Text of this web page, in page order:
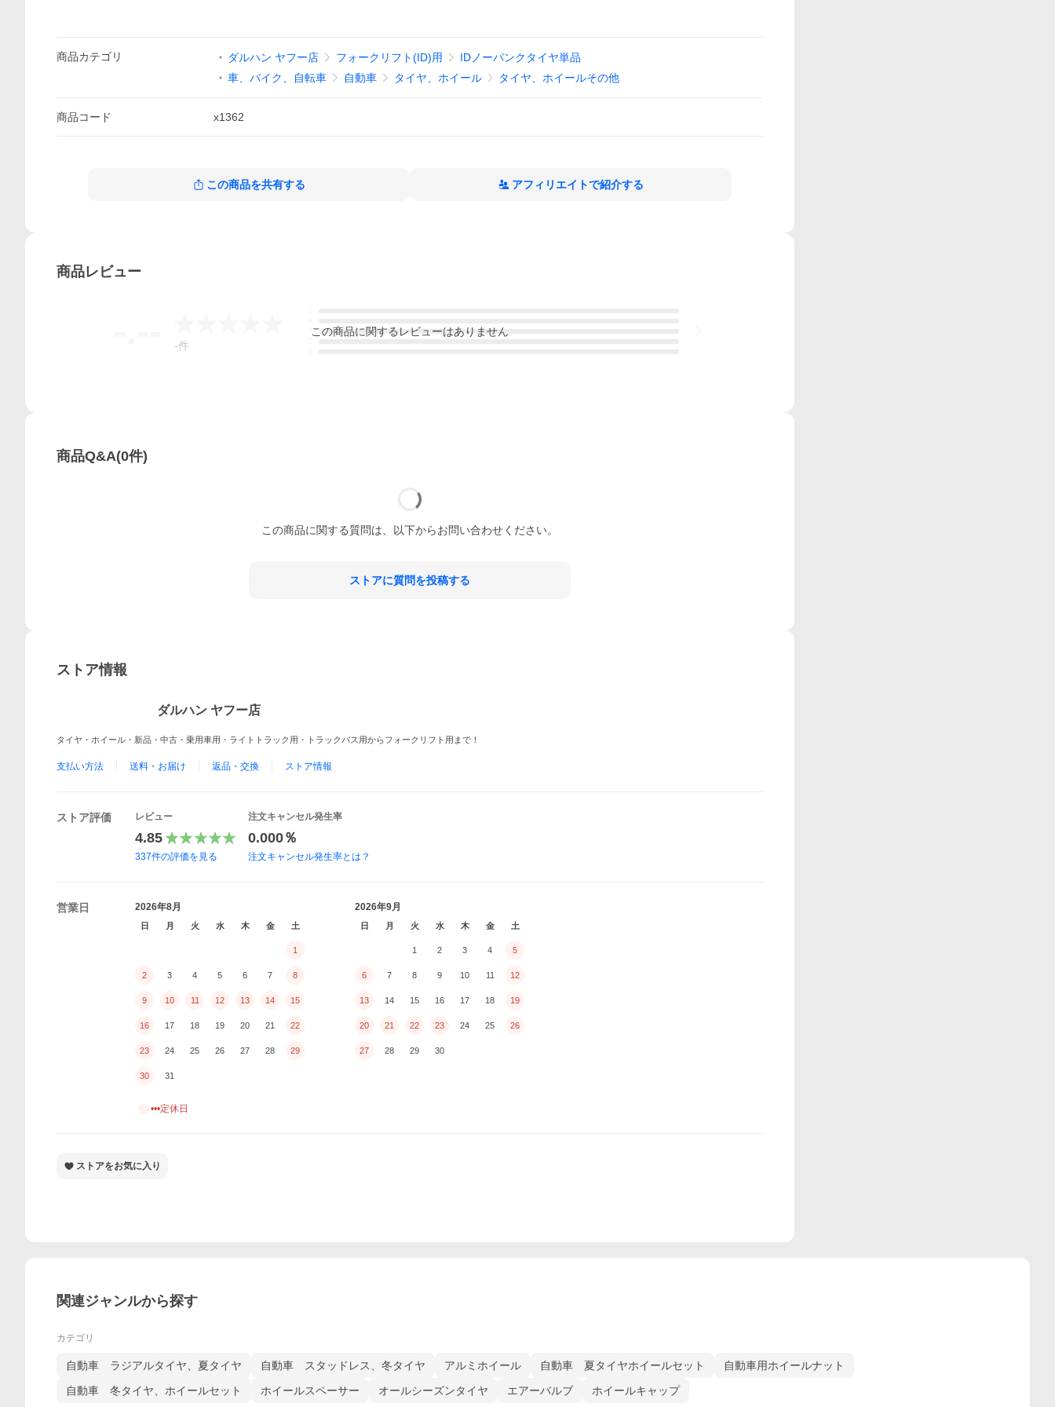
商品カテゴリ ダルハン ヤフー店 フォークリフト(ID)用
IDノーパンクタイヤ単品
車、バイク、自転車
自動車 タイヤ、ホイール タイヤ、ホイールその他
商品コード x1362
この商品を共有する アフィリエイトで紹介する
商品レビュー
-件
この商品に関するレビューはありません
商品Q&A(0件)
この商品に関する質問は、以下からお問い合わせください。
ストアに質問を投稿する
ストア情報
ダルハン ヤフー店
タイヤ・ホイール・新品・中古・乗用車用・ライトトラック用・トラックバス用からフォークリフト用まで！
支払い方法 送料・お届け 返品・交換 ストア情報
ストア評価 レビュー
4.85
337件の評価を見る
注文キャンセル発生率
0.000％
注文キャンセル発生率とは？
営業日 2026年8月
日 月 火 水 木 金 土
1
2 3 4 5 6 7 8
9 10 11 12 13 14 15
16 17 18 19 20 21 22
23 24 25 26 27 28 29
30 31
2026年9月
日 月 火 水 木 金 土
1 2 3 4 5
6 7 8 9 10 11 12
13 14 15 16 17 18 19
20 21 22 23 24 25 26
27 28 29 30
•••定休日
ストアをお気に入り
関連ジャンルから探す
カテゴリ
自動車 ラジアルタイヤ、夏タイヤ 自動車 スタッドレス、冬タイヤ アルミホイール 自動車 夏タイヤホイールセット
自動車用ホイールナット
自動車 冬タイヤ、ホイールセット
ホイールスペーサー オールシーズンタイヤ エアーバルブ ホイールキャップ